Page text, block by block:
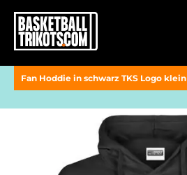
Fan Hoddie in schwarz TKS Logo klein